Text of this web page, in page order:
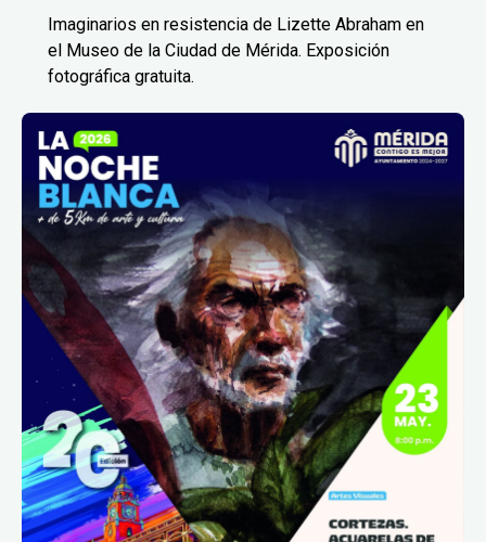
Imaginarios en resistencia de Lizette Abraham en
el Museo de la Ciudad de Mérida. Exposición
fotográfica gratuita.